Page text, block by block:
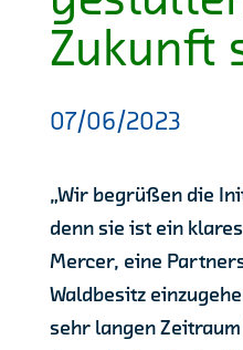
Zukunft
07/06/2023
„Wir begrüßen die
denn sie ist ein
Mercer, eine
Waldbesitz
sehr langen